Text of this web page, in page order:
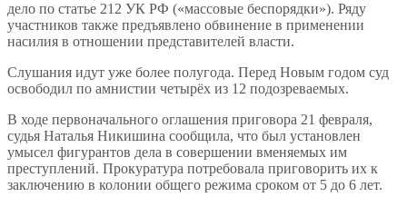
дело по статье 212 УК РФ («массовые беспорядки»). Ряду
участников также предъявлено обвинение в применении
насилия в отношении представителей власти.
Слушания идут уже более полугода. Перед Новым годом суд
освободил по амнистии четырёх из 12 подозреваемых.
В ходе первоначального оглашения приговора 21 февраля,
судья Наталья Никишина сообщила, что был установлен
умысел фигурантов дела в совершении вменяемых им
преступлений. Прокуратура потребовала приговорить их к
заключению в колонии общего режима сроком от 5 до 6 лет.